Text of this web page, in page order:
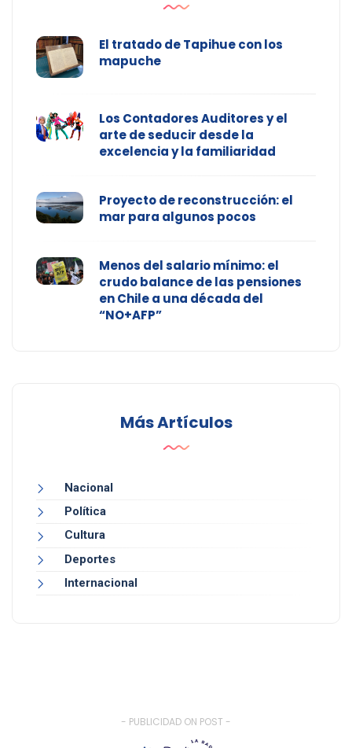
El tratado de Tapihue con los
mapuche
Los Contadores Auditores y el
arte de seducir desde la
excelencia y la familiaridad
Proyecto de reconstrucción: el
mar para algunos pocos
Menos del salario mínimo: el
crudo balance de las pensiones
en Chile a una década del
“NO+AFP”
Más Artículos
Nacional
Política
Cultura
Deportes
Internacional
- PUBLICIDAD ON POST -